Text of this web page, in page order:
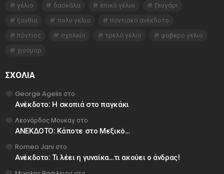
γέλιο
δασκάλα επικό γέλιο
ζευγάρι
ξανθια
πολυ γελιο
ποντιακό ανέκδοτο
πόντιος
σχολείο τρελό γέλιο
φοβερο γελιο
χιούμορ
ΣΧΌΛΙΑ
George Agelis στο
Ανέκδοτο: Η σκοπιά στο παγκάκι
Λεονάρδος Μουκαγ στο
ΑΝΕΚΔΟΤΟ: Κάποτε στο Μεξικό…
Romeo Jani στο
Ανέκδοτο: Τι λέει η γυναίκα…τι ακούει ο άνδρας!